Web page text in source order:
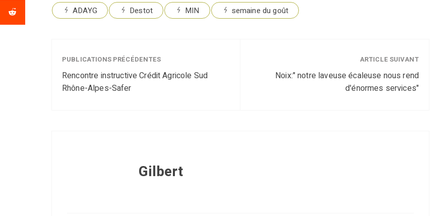
ADAYG Destot MIN semaine du goût
PUBLICATIONS PRÉCÉDENTES
Rencontre instructive Crédit Agricole Sud
Rhône-Alpes-Safer
ARTICLE SUIVANT
Noix:" notre laveuse écaleuse nous rend
d'énormes services"
Gilbert